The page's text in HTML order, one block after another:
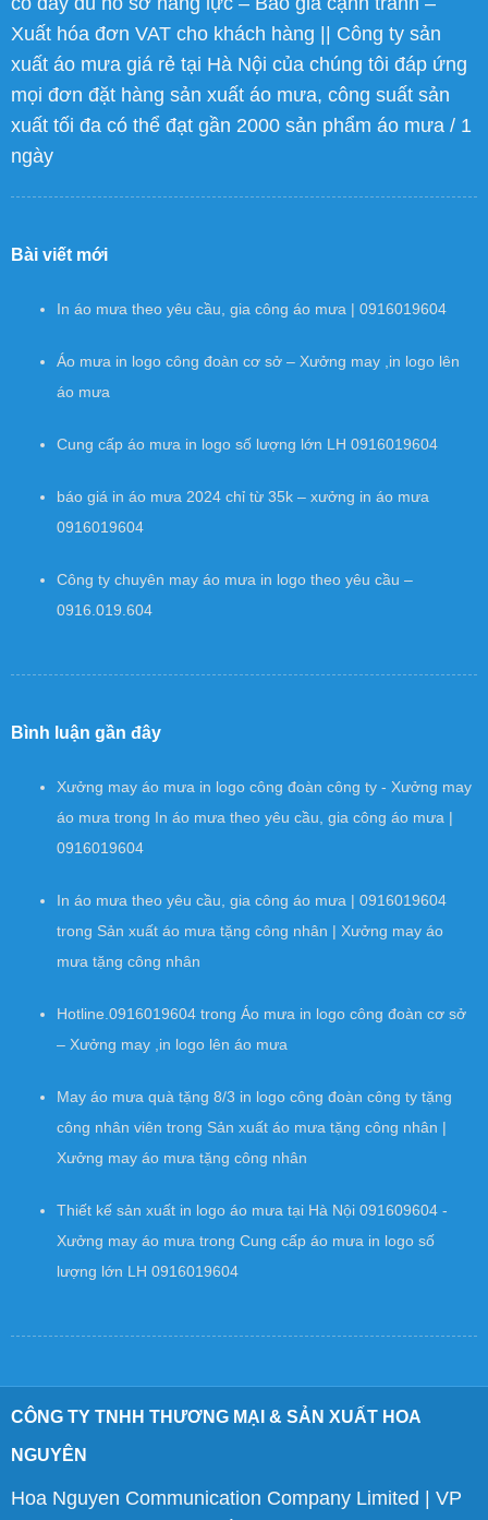
Xuất hóa đơn VAT cho khách hàng || Công ty sản
xuất áo mưa giá rẻ tại Hà Nội của chúng tôi đáp ứng
mọi đơn đặt hàng sản xuất áo mưa, công suất sản
xuất tối đa có thể đạt gần 2000 sản phẩm áo mưa / 1
ngày
Bài viết mới
In áo mưa theo yêu cầu, gia công áo mưa | 0916019604
Áo mưa in logo công đoàn cơ sở – Xưởng may ,in logo lên
áo mưa
Cung cấp áo mưa in logo số lượng lớn LH 0916019604
báo giá in áo mưa 2024 chỉ từ 35k – xưởng in áo mưa
0916019604
Công ty chuyên may áo mưa in logo theo yêu cầu –
0916.019.604
Bình luận gần đây
Xưởng may áo mưa in logo công đoàn công ty - Xưởng may
áo mưa trong In áo mưa theo yêu cầu, gia công áo mưa |
0916019604
In áo mưa theo yêu cầu, gia công áo mưa | 0916019604
trong Sản xuất áo mưa tặng công nhân | Xưởng may áo
mưa tặng công nhân
Hotline.0916019604 trong Áo mưa in logo công đoàn cơ sở
– Xưởng may ,in logo lên áo mưa
May áo mưa quà tặng 8/3 in logo công đoàn công ty tặng
công nhân viên trong Sản xuất áo mưa tặng công nhân |
Xưởng may áo mưa tặng công nhân
Thiết kế sản xuất in logo áo mưa tại Hà Nội 091609604 -
Xưởng may áo mưa trong Cung cấp áo mưa in logo số
lượng lớn LH 0916019604
CÔNG TY TNHH THƯƠNG MẠI & SẢN XUẤT HOA
NGUYÊN
Hoa Nguyen Communication Company Limited | VP